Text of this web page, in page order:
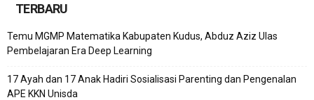
TERBARU
Temu MGMP Matematika Kabupaten Kudus, Abduz Aziz Ulas
Pembelajaran Era Deep Learning
17 Ayah dan 17 Anak Hadiri Sosialisasi Parenting dan Pengenalan
APE KKN Unisda